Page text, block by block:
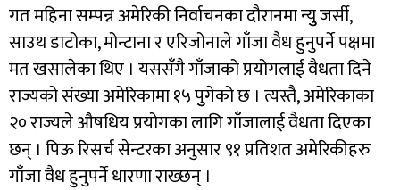
गत महिना सम्पन्न अमेरिकी निर्वाचनका दौरानमा न्युु जर्सी,
साउथ डाटोका, मोन्टाना र एरिजोनाले गाँजा वैध हुनुपर्ने पक्षमा
मत खसालेका थिए । यससँगै गाँजाको प्रयोगलाई वैधता दिने
राज्यको संख्या अमेरिकामा १५ पुुगेको छ । त्यस्तै, अमेरिकाका
२० राज्यले औषधिय प्रयोगका लागि गाँजालाई वैधता दिएका
छन् । पिऊ रिसर्च सेन्टरका अनुसार ९१ प्रतिशत अमेरिकीहरु
गाँजा वैध हुनुपर्ने धारणा राख्छन् ।